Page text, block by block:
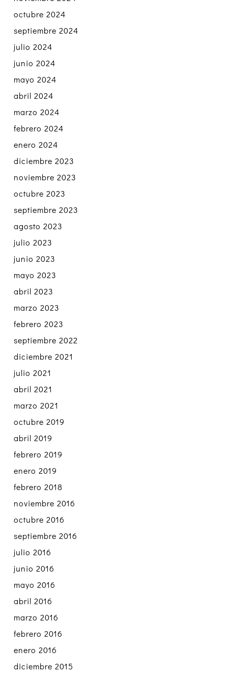
octubre 2024
septiembre 2024
julio 2024
junio 2024
mayo 2024
abril 2024
marzo 2024
febrero 2024
enero 2024
diciembre 2023
noviembre 2023
octubre 2023
septiembre 2023
agosto 2023
julio 2023
junio 2023
mayo 2023
abril 2023
marzo 2023
febrero 2023
septiembre 2022
diciembre 2021
julio 2021
abril 2021
marzo 2021
octubre 2019
abril 2019
febrero 2019
enero 2019
febrero 2018
noviembre 2016
octubre 2016
septiembre 2016
julio 2016
junio 2016
mayo 2016
abril 2016
marzo 2016
febrero 2016
enero 2016
diciembre 2015